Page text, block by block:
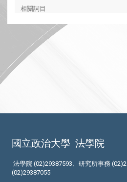
相關詞目
國立政治大學 法學院
法學院 (02)29387593、研究所事務
(02)29387055